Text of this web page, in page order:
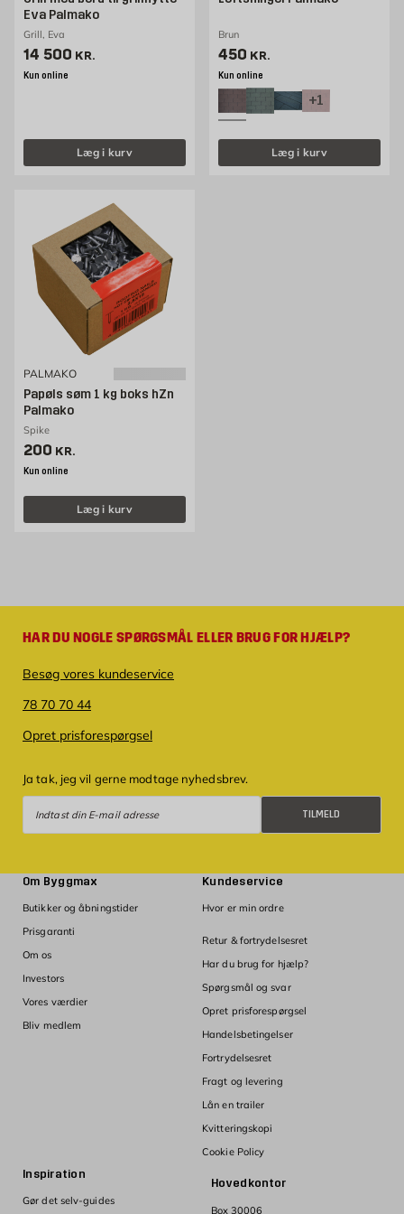
Eva Palmako
Grill, Eva
Pris 14500 kr. /stk
14 500 KR.
Kun online
Læg i kurv
Brun
Pris 436 kr. /stk
450 KR.
Kun online
+1
Læg i kurv
PALMAKO
Papøls søm 1 kg boks hZn
Palmako
Spike
Pris 200 kr. /stk
200 KR.
Kun online
Læg i kurv
HAR DU NOGLE SPØRGSMÅL ELLER BRUG FOR HJÆLP?
Besøg vores kundeservice
78 70 70 44
Opret prisforespørgsel
Ja tak, jeg vil gerne modtage nyhedsbrev.
TILMELD
Hovedkontor
Box 30006
Om Byggmax
Butikker og åbningstider
Prisgaranti
Om os
Investors
Vores værdier
Bliv medlem
Kundeservice
Hvor er min ordre
Retur & fortrydelsesret
Har du brug for hjælp?
Spørgsmål og svar
Opret prisforespørgsel
Handelsbetingelser
Fortrydelsesret
Fragt og levering
Lån en trailer
Kvitteringskopi
Cookie Policy
Inspiration
Gør det selv-guides